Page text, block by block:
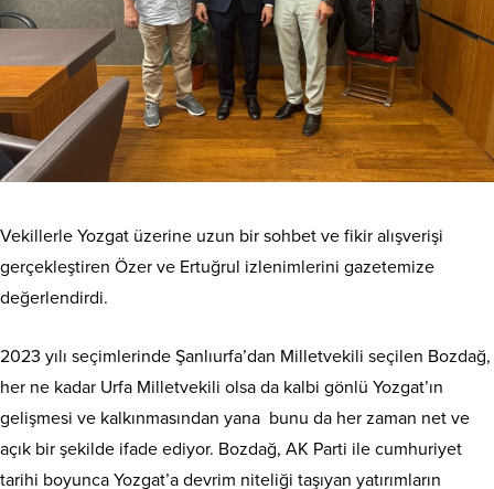
Vekillerle Yozgat üzerine uzun bir sohbet ve fikir alışverişi
gerçekleştiren Özer ve Ertuğrul izlenimlerini gazetemize
değerlendirdi.
2023 yılı seçimlerinde Şanlıurfa’dan Milletvekili seçilen Bozdağ,
her ne kadar Urfa Milletvekili olsa da kalbi gönlü Yozgat’ın
gelişmesi ve kalkınmasından yana bunu da her zaman net ve
açık bir şekilde ifade ediyor. Bozdağ, AK Parti ile cumhuriyet
tarihi boyunca Yozgat’a devrim niteliği taşıyan yatırımların